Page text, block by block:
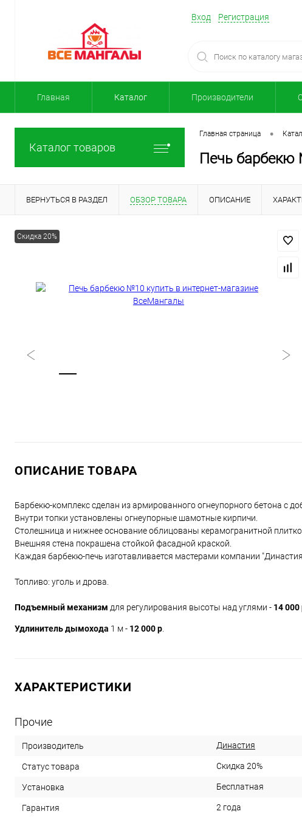
Вход Регистрация
Главная Каталог Производители
Каталог товаров
Главная страница •
Печь
ВЕРНУТЬСЯ В РАЗДЕЛ ОБЗОР ТОВАРА ОПИСАНИЕ
Скидка 20%
ОПИСАНИЕ ТОВАРА
Барбекю-комплекс сделан из армированного огнеупорного бетона с
Внутри топки установлены огнеупорные шамотные кирпичи.
Столешница и нижнее основание облицованы керамогранитной
Внешняя стена покрашена стойкой фасадной краской.
Каждая барбекю-печь изготавливается мастерами компании
Топливо: уголь и дрова.
Подъемный механизм для регулирования высоты над углями - 14 000
Удлинитель дымохода 1 м - 12 000 р
ХАРАКТЕРИСТИКИ
Прочие
Производитель Династия
Статус товара Скидка 20%
Установка Бесплатная
Гарантия 2 года